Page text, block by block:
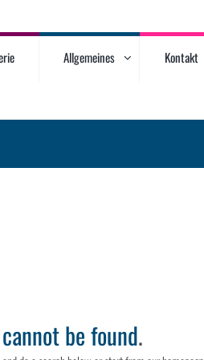
Allgemeines Kontakt
cannot be found.